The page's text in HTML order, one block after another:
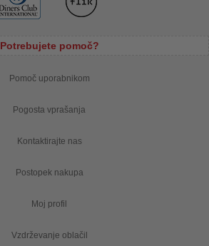
Potrebujete pomoč?
Pomoč uporabnikom
Pogosta vprašanja
Kontaktirajte nas
Postopek nakupa
Moj profil
Vzdrževanje oblačil